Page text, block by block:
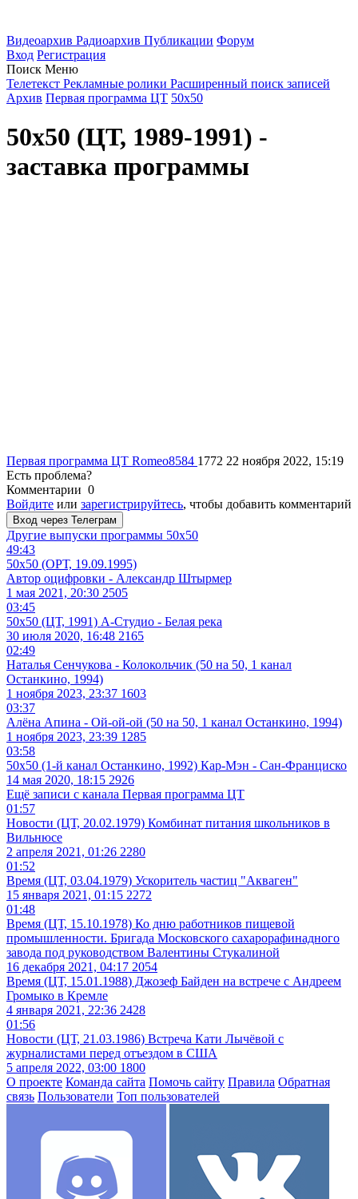
Видеоархив Радиоархив Публикации Форум
Вход Регистрация
Поиск Меню
Телетекст Рекламные ролики Расширенный поиск записей
Архив Первая программа ЦТ 50х50
50х50 (ЦТ, 1989-1991) -
заставка программы
Первая программа ЦТ Romeo8584 1772 22 ноября 2022, 15:19
Есть проблема?
Комментарии 0
Войдите или зарегистрируйтесь, чтобы добавить комментарий
Вход через Телеграм
Другие выпуски программы 50х50
49:43
50x50 (ОРТ, 19.09.1995)
Автор оцифровки - Александр Штырмер
1 мая 2021, 20:30 2505
03:45
50x50 (ЦТ, 1991) А-Студио - Белая река
30 июля 2020, 16:48 2165
02:49
Наталья Сенчукова - Колокольчик (50 на 50, 1 канал
Останкино, 1994)
1 ноября 2023, 23:37 1603
03:37
Алёна Апина - Ой-ой-ой (50 на 50, 1 канал Останкино, 1994)
1 ноября 2023, 23:39 1285
03:58
50x50 (1-й канал Останкино, 1992) Кар-Мэн - Сан-Франциско
14 мая 2020, 18:15 2926
Ещё записи с канала Первая программа ЦТ
01:57
Новости (ЦТ, 20.02.1979) Комбинат питания школьников в
Вильнюсе
2 апреля 2021, 01:26 2280
01:52
Время (ЦТ, 03.04.1979) Ускоритель частиц "Акваген"
15 января 2021, 01:15 2272
01:48
Время (ЦТ, 15.10.1978) Ко дню работников пищевой
промышленности. Бригада Московского сахарорафинадного
завода под руководством Валентины Стукалиной
16 декабря 2021, 04:17 2054
Время (ЦТ, 15.01.1988) Джозеф Байден на встрече с Андреем
Громыко в Кремле
4 января 2021, 22:36 2428
01:56
Новости (ЦТ, 21.03.1986) Встреча Кати Лычёвой с
журналистами перед отъездом в США
5 апреля 2022, 03:00 1800
О проекте Команда сайта Помочь сайту Правила Обратная
связь Пользователи Топ пользователей